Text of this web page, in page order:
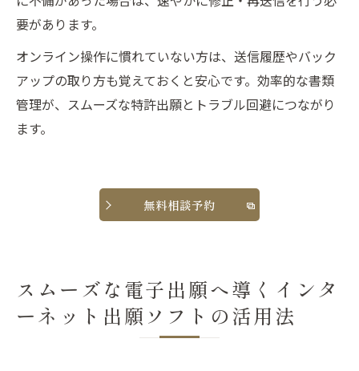
要があります。
オンライン操作に慣れていない方は、送信履歴やバック
アップの取り方も覚えておくと安心です。効率的な書類
管理が、スムーズな特許出願とトラブル回避につながり
ます。
無料相談予約
スムーズな電子出願へ導くインタ
ーネット出願ソフトの活用法